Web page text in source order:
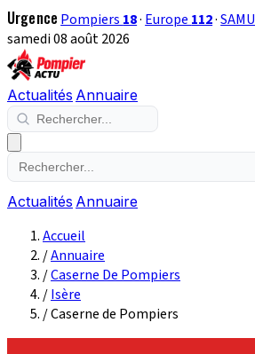
Urgence Pompiers 18· Europe 112·SAMU
samedi 08 août 2026
Actualités Annuaire
Actualités Annuaire
Accueil
/Annuaire
/Caserne De Pompiers
/Isère
/Caserne de Pompiers